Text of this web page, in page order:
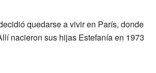
quedarse a vivir en París, donde
nacieron sus hijas Estefanía en 1973